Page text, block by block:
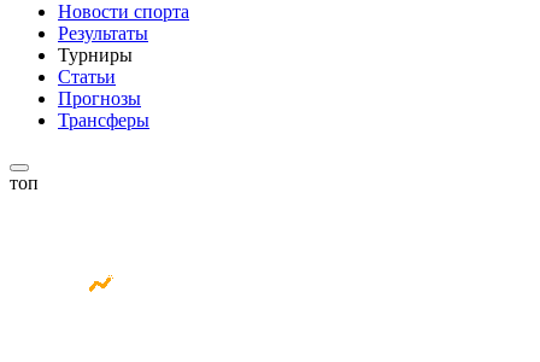
Новости спорта
Результаты
Турниры
Статьи
Прогнозы
Трансферы
топ